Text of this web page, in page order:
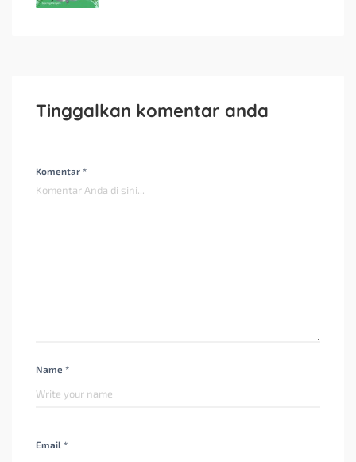
Tinggalkan komentar anda
Komentar *
Name *
Email *